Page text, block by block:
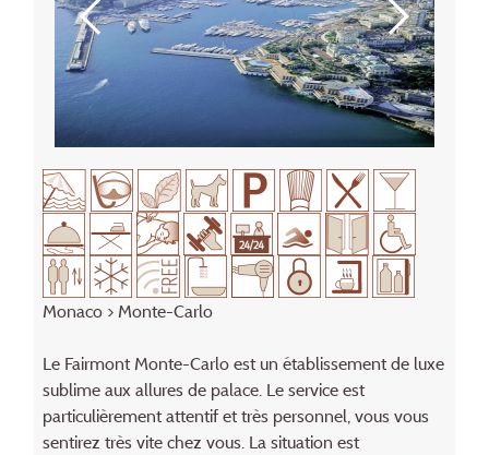
Monaco> Monte-Carlo
Le Fairmont Monte-Carlo est un établissement de luxe
sublime aux allures de palace. Le service est
particulière­ment attentif et très personnel, vous vous
sentirez très vite chez vous. La situation est